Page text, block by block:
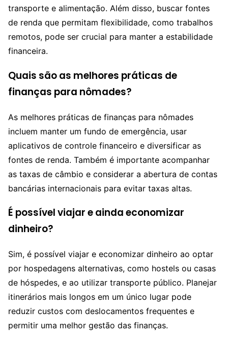
transporte e alimentação. Além disso, buscar fontes
de renda que permitam flexibilidade, como trabalhos
remotos, pode ser crucial para manter a estabilidade
financeira.
Quais são as melhores práticas de
finanças para nômades?
As melhores práticas de finanças para nômades
incluem manter um fundo de emergência, usar
aplicativos de controle financeiro e diversificar as
fontes de renda. Também é importante acompanhar
as taxas de câmbio e considerar a abertura de contas
bancárias internacionais para evitar taxas altas.
É possível viajar e ainda economizar
dinheiro?
Sim, é possível viajar e economizar dinheiro ao optar
por hospedagens alternativas, como hostels ou casas
de hóspedes, e ao utilizar transporte público. Planejar
itinerários mais longos em um único lugar pode
reduzir custos com deslocamentos frequentes e
permitir uma melhor gestão das finanças.